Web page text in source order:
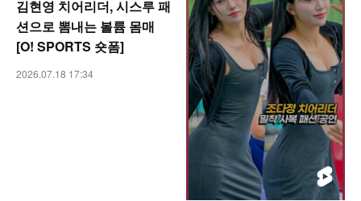
김현영 치어리더, 시스루 패
션으로 뽐내는 볼륨 몸매
[O! SPORTS 숏폼]
2026.07.18 17:34